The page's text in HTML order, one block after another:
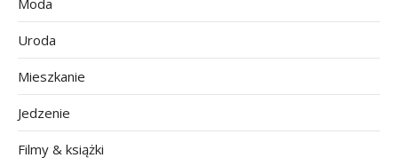
Uroda
Mieszkanie
Jedzenie
Filmy & książki